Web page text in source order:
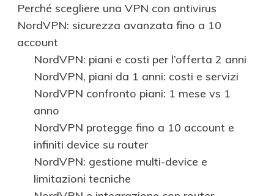
Perché scegliere una VPN con antivirus
NordVPN: sicurezza avanzata fino a 10
account
NordVPN: piani e costi per l’offerta 2 anni
NordVPN, piani da 1 anni: costi e servizi
NordVPN confronto piani: 1 mese vs 1
anno
NordVPN protegge fino a 10 account e
infiniti device su router
NordVPN: gestione multi-device e
limitazioni tecniche